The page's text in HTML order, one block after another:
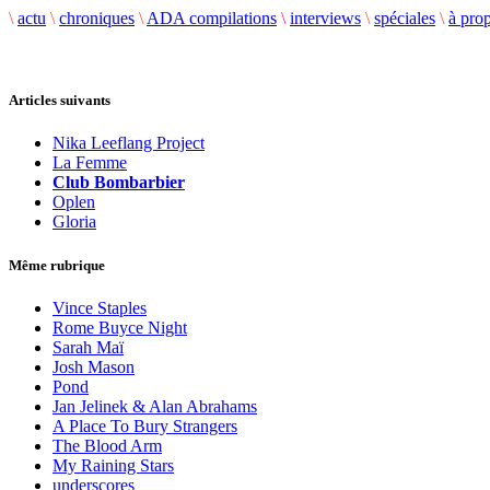
\ actu \ chroniques \ ADA compilations \ interviews \ spéciales \ à
Articles suivants
Nika Leeflang Project
La Femme
Club Bombarbier
Oplen
Gloria
Même rubrique
Vince Staples
Rome Buyce Night
Sarah Maï
Josh Mason
Pond
Jan Jelinek & Alan Abrahams
A Place To Bury Strangers
The Blood Arm
My Raining Stars
underscores